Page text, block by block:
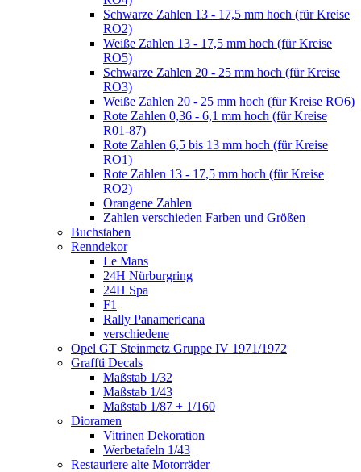
Schwarze Zahlen 13 - 17,5 mm hoch (für Kreise
RO2)
Weiße Zahlen 13 - 17,5 mm hoch (für Kreise
RO5)
Schwarze Zahlen 20 - 25 mm hoch (für Kreise
RO3)
Weiße Zahlen 20 - 25 mm hoch (für Kreise RO6)
Rote Zahlen 0,36 - 6,1 mm hoch (für Kreise
R01-87)
Rote Zahlen 6,5 bis 13 mm hoch (für Kreise
RO1)
Rote Zahlen 13 - 17,5 mm hoch (für Kreise
RO2)
Orangene Zahlen
Zahlen verschieden Farben und Größen
Buchstaben
Renndekor
Le Mans
24H Nürburgring
24H Spa
F1
Rally Panamericana
verschiedene
Opel GT Steinmetz Gruppe IV 1971/1972
Graffti Decals
Maßstab 1/32
Maßstab 1/43
Maßstab 1/87 + 1/160
Dioramen
Vitrinen Dekoration
Werbetafeln 1/43
Restauriere alte Motorräder